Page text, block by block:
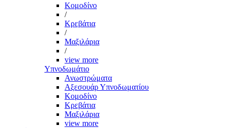
Κομοδίνο
/
Κρεβάτια
/
Μαξιλάρια
/
view more
Υπνοδωμάτιο
Ανωστρώματα
Αξεσουάρ Υπνοδωματίου
Κομοδίνο
Κρεβάτια
Μαξιλάρια
view more